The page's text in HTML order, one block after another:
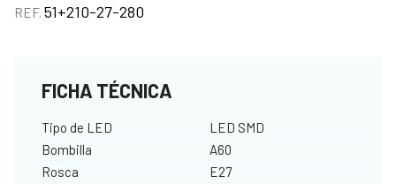
REF. 51+210-27-280
FICHA TÉCNICA
Tipo de LED
LED SMD
Bombilla
A60
Rosca
E27